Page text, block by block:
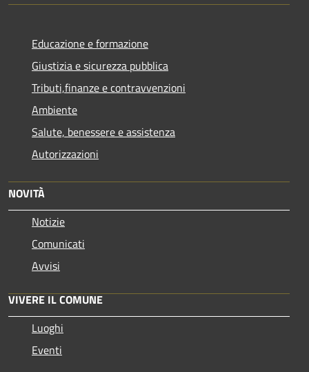
Educazione e formazione
Giustizia e sicurezza pubblica
Tributi,finanze e contravvenzioni
Ambiente
Salute, benessere e assistenza
Autorizzazioni
NOVITÀ
Notizie
Comunicati
Avvisi
VIVERE IL COMUNE
Luoghi
Eventi